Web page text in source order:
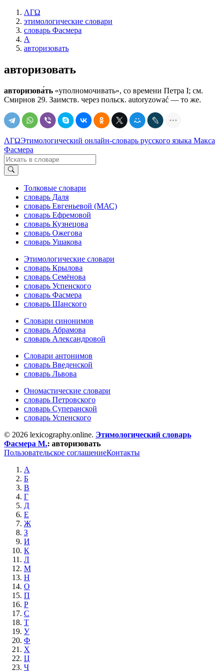
ΛΓΩ
этимологические словари
словарь Фасмера
А
авторизовать
авторизовать
авторизова́ть «уполномочивать», со времени Петра I; см.
Смирнов 29. Заимств. через польск. autoryzować — то же.
ΛΓΩЭтимологический онлайн-словарь русского языка Макса
Фасмера
Толковые словари
словарь Даля
словарь Евгеньевой (МАС)
словарь Ефремовой
словарь Кузнецова
словарь Ожегова
словарь Ушакова
Этимологические словари
словарь Крылова
словарь Семёнова
словарь Успенского
словарь Фасмера
словарь Шанского
Словари синонимов
словарь Абрамова
словарь Александровой
Словари антонимов
словарь Введенской
словарь Львова
Ономастические словари
словарь Петровского
словарь Суперанской
словарь Успенского
© 2026 lexicography.online. Этимологический словарь
Фасмера М.: авторизовать
Пользовательское соглашениеКонтакты
А
Б
В
Г
Д
Е
Ж
З
И
К
Л
М
Н
О
П
Р
С
Т
У
Ф
Х
Ц
Ч